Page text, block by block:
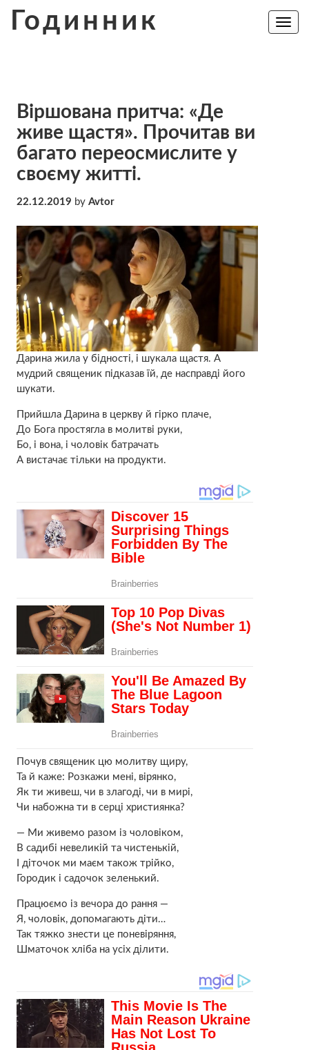
Годинник
Toggle
Віршована притча: «Де
живе щастя». Прочитав ви
багато переосмислите у
своєму житті.
22.12.2019 by Avtor
Дарина жила у бідності, і шукала щастя. А
мудрий священик підказав їй, де насправді його
шукати.
Прийшла Дарина в церкву й гірко плаче,
До Бога простягла в молитві руки,
Бо, і вона, і чоловік батрачать
А вистачає тільки на продукти.
Почув священик цю молитву щиру,
Та й каже: Розкажи мені, вірянко,
Як ти живеш, чи в злагоді, чи в мирі,
Чи набожна ти в серці християнка?
— Ми живемо разом із чоловіком,
В садибі невеликій та чистенькій,
І діточок ми маєм також трійко,
Городик і садочок зеленький.
Працюємо із вечора до рання —
Я, чоловік, допомагають діти…
Так тяжко знести це поневіряння,
Шматочок хліба на усіх ділити.